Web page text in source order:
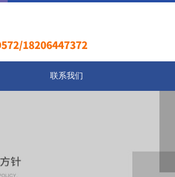
联系我们